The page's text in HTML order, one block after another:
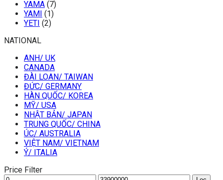
YAMA (7)
YAMI (1)
YETI (2)
NATIONAL
ANH/ UK
CANADA
ĐÀI LOAN/ TAIWAN
ĐỨC/ GERMANY
HÀN QUỐC/ KOREA
MỸ/ USA
NHẬT BẢN/ JAPAN
TRUNG QUỐC/ CHINA
ÚC/ AUSTRALIA
VIỆT NAM/ VIETNAM
Ý/ ITALIA
Price Filter